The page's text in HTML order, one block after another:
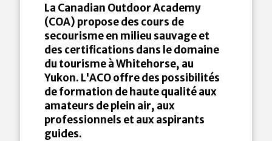
La Canadian Outdoor Academy
(COA) propose des cours de
secourisme en milieu sauvage et
des certifications dans le domaine
du tourisme à Whitehorse, au
Yukon. L'ACO offre des possibilités
de formation de haute qualité aux
amateurs de plein air, aux
professionnels et aux aspirants
guides.